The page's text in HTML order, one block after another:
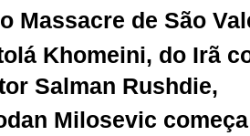
Massacre de São
Khomeini, do Irã
Salman Rushdie,
Milosevic